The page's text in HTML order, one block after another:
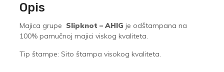
Opis
Majica grupe Slipknot – AHIG je odštampana na
100% pamučnoj majici viskog kvaliteta.
Tip štampe: Sito štampa visokog kvaliteta.